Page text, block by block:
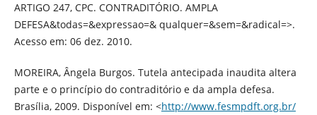
ARTIGO 247, CPC. CONTRADITÓRIO. AMPLA
DEFESA&todas=&expressao=& qualquer=&sem=&radical=>.
Acesso em: 06 dez. 2010.
MOREIRA, Ângela Burgos. Tutela antecipada inaudita altera
parte e o princípio do contraditório e da ampla defesa.
Brasília, 2009. Disponível em: <http://www.fesmpdft.org.br/